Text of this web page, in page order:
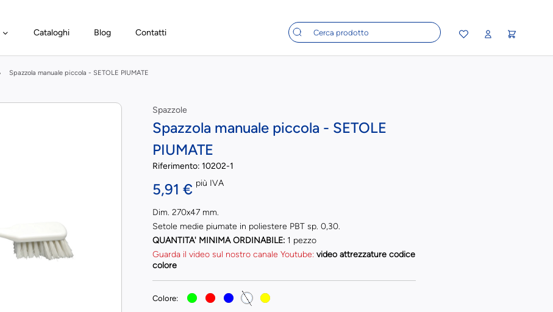
Cataloghi Blog Contatti
Spazzola manuale piccola - SETOLE PIUMATE
Spazzole
Spazzola manuale piccola - SETOLE
PIUMATE
Riferimento: 10202-1
5,91 € più IVA
Dim. 270x47 mm.
Setole medie piumate in poliestere PBT sp. 0,30.
QUANTITA' MINIMA ORDINABILE:1 pezzo
Guarda il video sul nostro canale Youtube: video attrezzature codice
colore
Colore: